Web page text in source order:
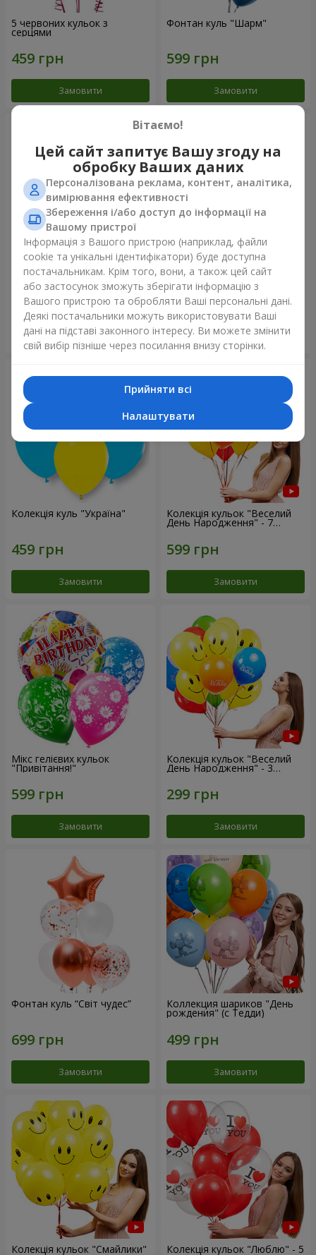
5 червоних кульок з
серцями
Замовити
Фонтан куль "Шарм"
Замовити
Кулька "Я тебе кохаю"
Замовити
Фонтан куль “Polar Lights”
Замовити
Колекція куль "Україна"
Замовити
Колекція кульок "Веселий
День Народження" - 7
кульок
Замовити
Мікс гелієвих кульок
"Привітання!"
Замовити
Колекція кульок "Веселий
День Народження" - 3
кульки
Замовити
Фонтан куль “Світ чудес”
Замовити
Коллекция шариков "День
рождения" (с Тедди)
Замовити
Колекція кульок "Смайлики" Колекція кульок "Люблю" - 5
Вітаємо!
Цей сайт запитує Вашу згоду на
обробку Ваших даних
Персоналізована реклама, контент, аналітика,
вимірювання ефективності
Збереження і/або доступ до інформації на
Вашому пристрої
Інформація з Вашого пристрою (наприклад, файли
cookie та унікальні ідентифікатори) буде доступна
постачальникам. Крім того, вони, а також цей сайт
або застосунок зможуть зберігати інформацію з
Вашого пристрою та обробляти Ваші персональні дані.
Деякі постачальники можуть використовувати Ваші
дані на підставі законного інтересу. Ви можете змінити
свій вибір пізніше через посилання внизу сторінки.
Прийняти всі
Налаштувати